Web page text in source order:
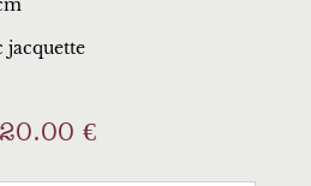
jacquette
€